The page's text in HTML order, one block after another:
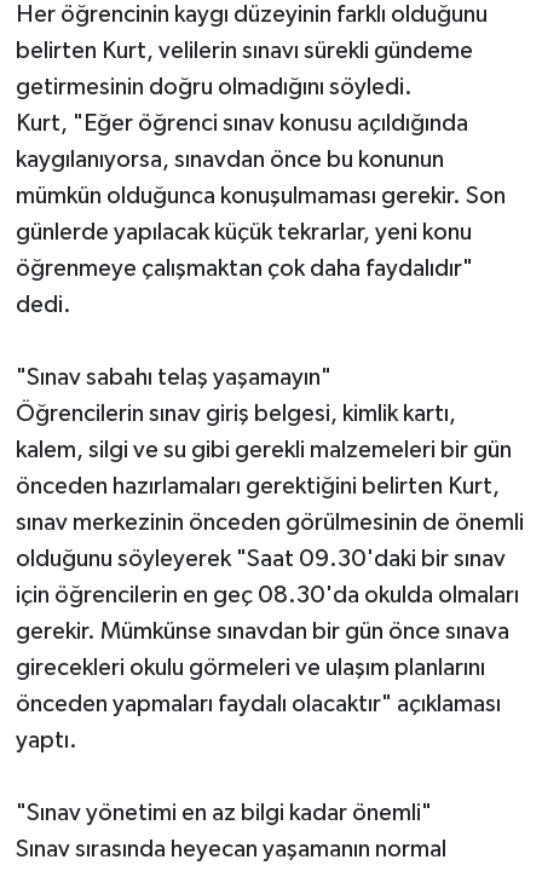
Her öğrencinin kaygı düzeyinin farklı olduğunu
belirten Kurt, velilerin sınavı sürekli gündeme
getirmesinin doğru olmadığını söyledi.
Kurt, "Eğer öğrenci sınav konusu açıldığında
kaygılanıyorsa, sınavdan önce bu konunun
mümkün olduğunca konuşulmaması gerekir. Son
günlerde yapılacak küçük tekrarlar, yeni konu
öğrenmeye çalışmaktan çok daha faydalıdır"
dedi.
"Sınav sabahı telaş yaşamayın"
Öğrencilerin sınav giriş belgesi, kimlik kartı,
kalem, silgi ve su gibi gerekli malzemeleri bir gün
önceden hazırlamaları gerektiğini belirten Kurt,
sınav merkezinin önceden görülmesinin de önemli
olduğunu söyleyerek "Saat 09.30'daki bir sınav
için öğrencilerin en geç 08.30'da okulda olmaları
gerekir. Mümkünse sınavdan bir gün önce sınava
girecekleri okulu görmeleri ve ulaşım planlarını
önceden yapmaları faydalı olacaktır" açıklaması
yaptı.
"Sınav yönetimi en az bilgi kadar önemli"
Sınav sırasında heyecan yaşamanın normal